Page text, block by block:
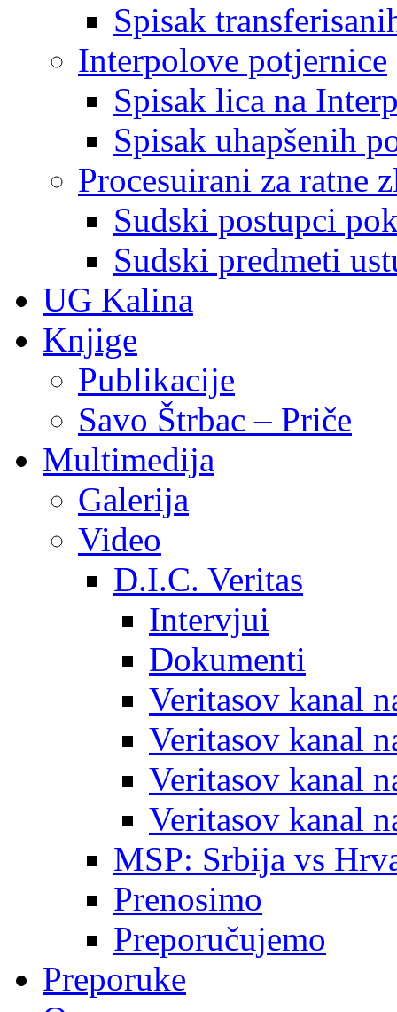
Spisak
Interpolove potjernice
Spisak lica na
Spisak uhapšenih
Procesuirani za ratne
Sudski postupci
Sudski predmeti
UG Kalina
Knjige
Publikacije
Savo Štrbac – Priče
Multimedija
Galerija
Video
D.I.C. Veritas
Intervjui
Dokumenti
Veritasov kanal
Veritasov kanal
Veritasov kanal
Veritasov kanal
MSP: Srbija vs
Prenosimo
Preporučujemo
Preporuke